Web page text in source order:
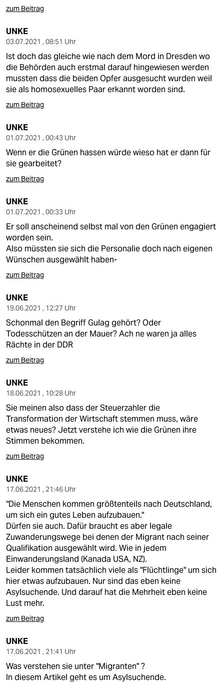
zum Beitrag
UNKE
03.07.2021 , 08:51 Uhr
Ist doch das gleiche wie nach dem Mord in Dresden wo
die Behörden auch erstmal darauf hingewiesen werden
mussten dass die beiden Opfer ausgesucht wurden weil
sie als homosexuelles Paar erkannt worden sind.
zum Beitrag
UNKE
01.07.2021 , 00:43 Uhr
Wenn er die Grünen hassen würde wieso hat er dann für
sie gearbeitet?
zum Beitrag
UNKE
01.07.2021 , 00:33 Uhr
Er soll anscheinend selbst mal von den Grünen engagiert
worden sein.
Also müssten sie sich die Personalie doch nach eigenen
Wünschen ausgewählt haben-
zum Beitrag
UNKE
19.06.2021 , 12:27 Uhr
Schonmal den Begriff Gulag gehört? Oder
Todesschützen an der Mauer? Ach ne waren ja alles
Rächte in der DDR
zum Beitrag
UNKE
18.06.2021 , 10:28 Uhr
Sie meinen also dass der Steuerzahler die
Transformation der Wirtschaft stemmen muss, wäre
etwas neues? Jetzt verstehe ich wie die Grünen ihre
Stimmen bekommen.
zum Beitrag
UNKE
17.06.2021 , 21:46 Uhr
"Die Menschen kommen größtenteils nach Deutschland,
um sich ein gutes Leben aufzubauen."
Dürfen sie auch. Dafür braucht es aber legale
Zuwanderungswege bei denen der Migrant nach seiner
Qualifikation ausgewählt wird. Wie in jedem
Einwanderungsland (Kanada USA, NZ).
Leider kommen tatsächlich viele als "Flüchtlinge" um sich
hier etwas aufzubauen. Nur sind das eben keine
Asylsuchende. Und darauf hat die Mehrheit eben keine
Lust mehr.
zum Beitrag
UNKE
17.06.2021 , 21:41 Uhr
Was verstehen sie unter "Migranten" ?
In diesem Artikel geht es um Asylsuchende.